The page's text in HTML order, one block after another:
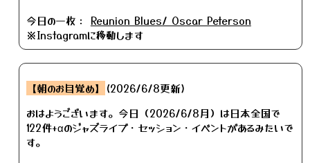
今日の一枚： Reunion Blues/ Oscar Peterson
※Instagramに移動します
【朝のお目覚め】
(2026/6/8更新)
おはようございます。今日（2026/6/8月）は日本全国で
122件+αのジャズライブ・セッション・イベントがあるみたいで
す。